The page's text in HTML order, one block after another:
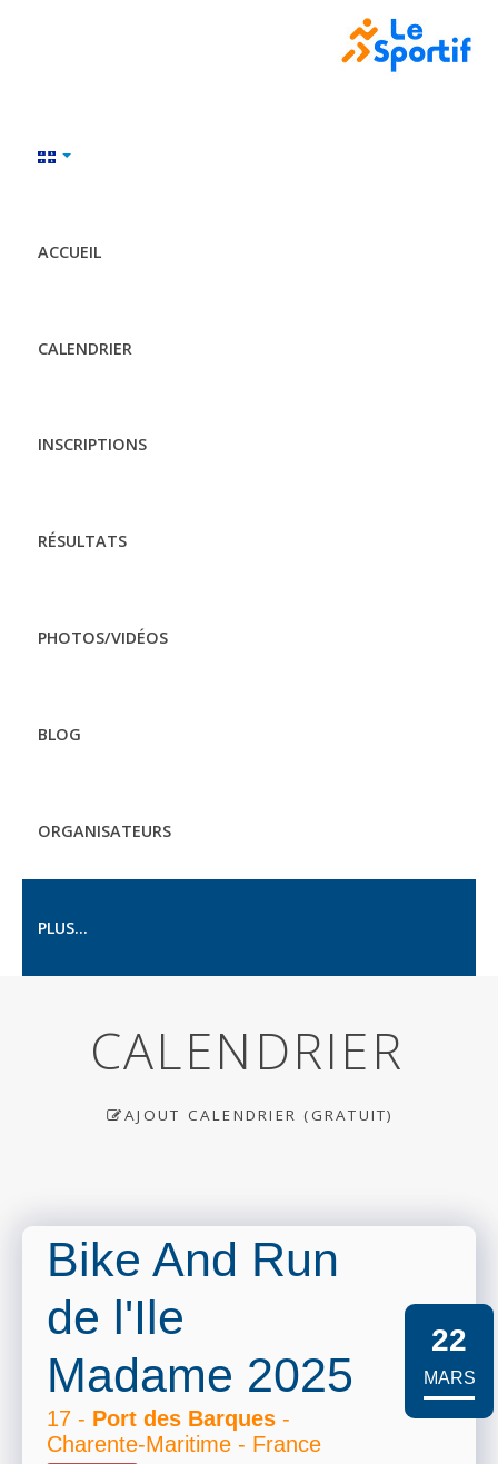
ACCUEIL
CALENDRIER
INSCRIPTIONS
RÉSULTATS
PHOTOS/VIDÉOS
BLOG
ORGANISATEURS
PLUS...
CALENDRIER
AJOUT CALENDRIER (GRATUIT)
Bike And Run
de l'Ile
Madame 2025
17 - Port des Barques -
Charente-Maritime - France
22
MARS